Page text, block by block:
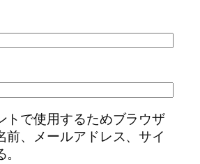
トで使用するためブラウザ
前、メールアドレス、サイ